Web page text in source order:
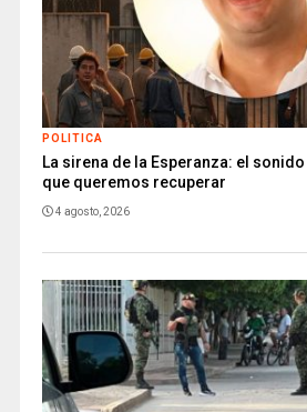
POLITICA
La sirena de la Esperanza: el
que queremos recuperar
4 agosto, 2026